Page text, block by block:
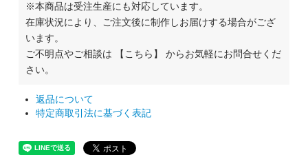
※本商品は受注生産にも対応しています。
在庫状況により、ご注文後に制作しお届けする場合がござ
います。
ご不明点やご相談は
【こちら】
からお気軽にお問合せくだ
さい。
返品について
特定商取引法に基づく表記